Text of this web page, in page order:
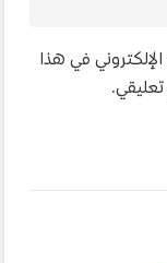
في هذا